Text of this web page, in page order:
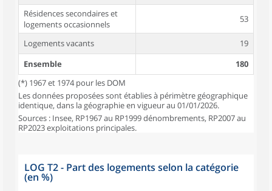
Résidences secondaires et
logements occasionnels
53
Logements vacants
19
Ensemble
180
(*) 1967 et 1974 pour les DOM
Les données proposées sont établies à périmètre géographique
identique, dans la géographie en vigueur au 01/01/2026.
Sources : Insee, RP1967 au RP1999 dénombrements, RP2007 au
RP2023 exploitations principales.
LOG T2 - Part des logements selon la catégorie
(en %)